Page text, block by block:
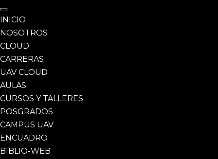
INICIO
NOSOTROS
CLOUD
CARRERAS
UAV CLOUD
AULAS
CURSOS Y TALLERES
POSGRADOS
CAMPUS UAV
ENCUADRO
BIBLIO-WEB